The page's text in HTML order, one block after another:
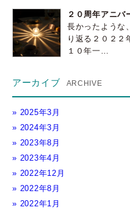
２０周年アニバ
長かったような
り返る２０２２
１０年一…
アーカイブ
2025年3月
2024年3月
2023年8月
2023年4月
2022年12月
2022年8月
2022年1月